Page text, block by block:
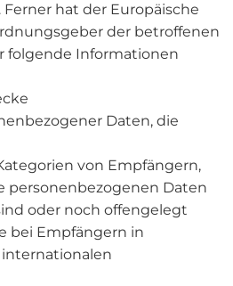
hat der Europäische
der betroffenen
folgende Informationen
Daten, die
von Empfängern,
personenbezogenen Daten
oder noch offengelegt
bei Empfängern in